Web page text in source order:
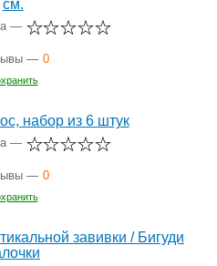
см.
—
— 0
набор из 6 штук
—
— 0
завивки / Бигуди